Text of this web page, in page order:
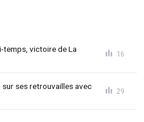
temps, victoire de La
16
ses retrouvailles avec
29